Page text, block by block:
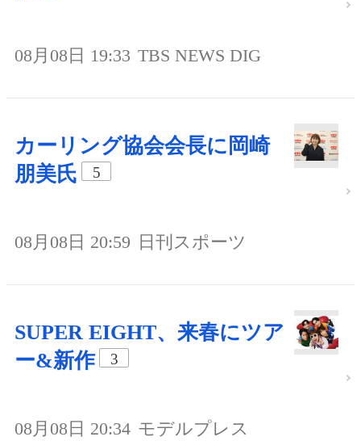
08月08日 19:33 TBS NEWS DIG
カーリング協会会長に岡崎
朋美氏
5
08月08日 20:59 日刊スポーツ
SUPER EIGHT、来春にツア
ー&新作
3
08月08日 20:34 モデルプレス